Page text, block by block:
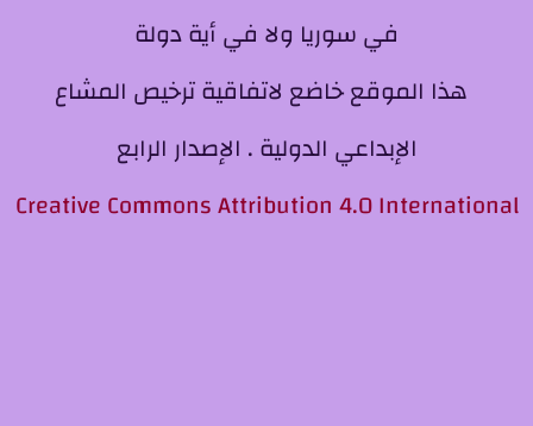
في سوريا ولا في أية دولة
هذا الموقع خاضع لاتفاقية ترخيص المشاع
الإبداعي الدولية . الإصدار الرابع
Creative Commons Attribution 4.0 International